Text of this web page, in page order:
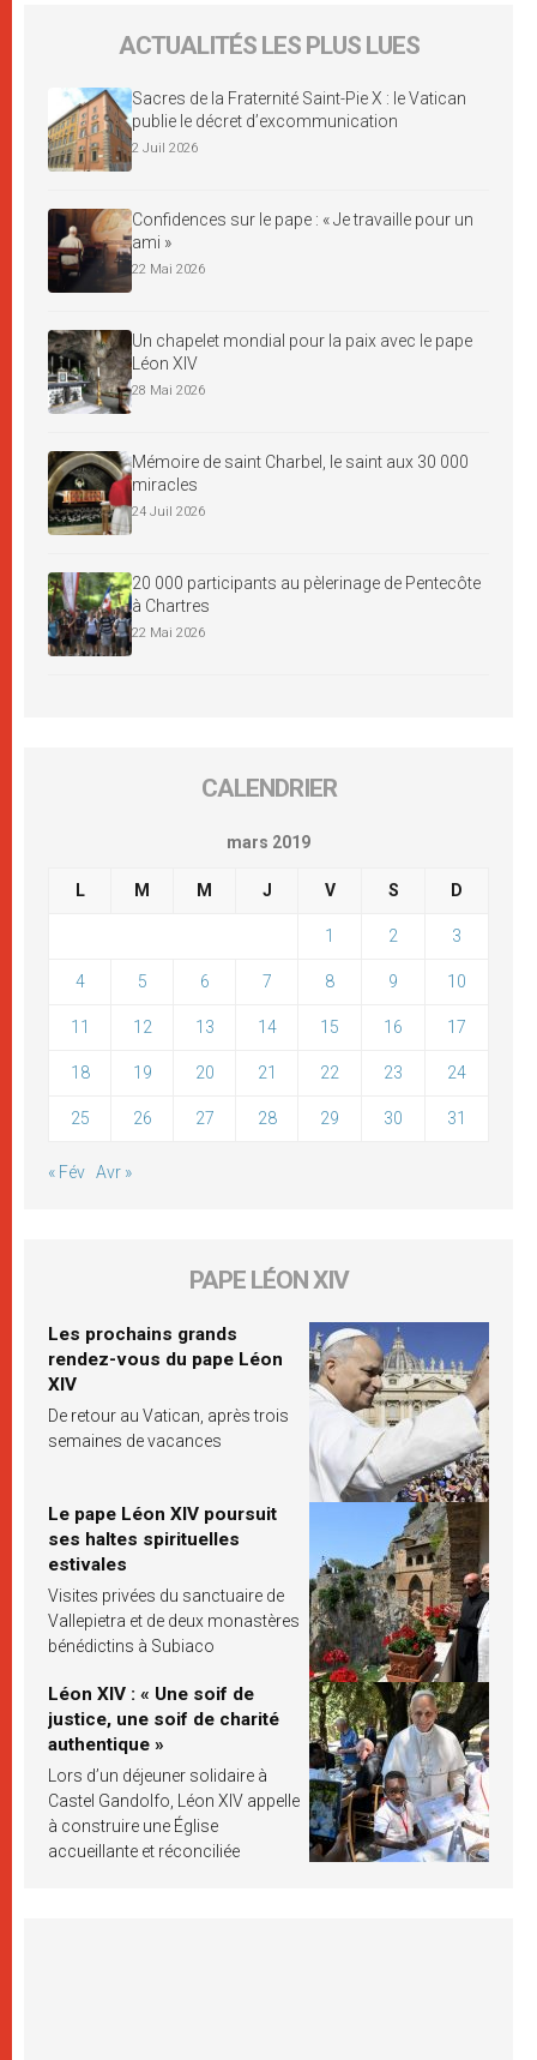
ACTUALITÉS LES PLUS LUES
Sacres de la Fraternité Saint-Pie X : le Vatican
publie le décret d’excommunication
2 Juil 2026
Confidences sur le pape : « Je travaille pour un
ami »
22 Mai 2026
Un chapelet mondial pour la paix avec le pape
Léon XIV
28 Mai 2026
Mémoire de saint Charbel, le saint aux 30 000
miracles
24 Juil 2026
20 000 participants au pèlerinage de Pentecôte
à Chartres
22 Mai 2026
CALENDRIER
mars 2019
L M M J V S D
1 2 3
4 5 6 7 8 9 10
11 12 13 14 15 16 17
18 19 20 21 22 23 24
25 26 27 28 29 30 31
« Fév Avr »
PAPE LÉON XIV
Les prochains grands
rendez-vous du pape Léon
XIV
De retour au Vatican, après trois
semaines de vacances
Le pape Léon XIV poursuit
ses haltes spirituelles
estivales
Visites privées du sanctuaire de
Vallepietra et de deux monastères
bénédictins à Subiaco
Léon XIV : « Une soif de
justice, une soif de charité
authentique »
Lors d’un déjeuner solidaire à
Castel Gandolfo, Léon XIV appelle
à construire une Église
accueillante et réconciliée